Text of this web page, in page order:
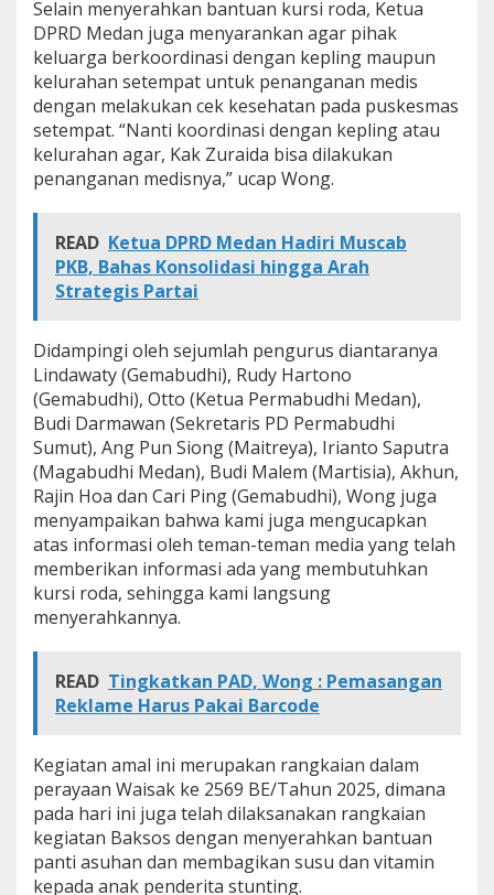
Selain menyerahkan bantuan kursi roda, Ketua
DPRD Medan juga menyarankan agar pihak
keluarga berkoordinasi dengan kepling maupun
kelurahan setempat untuk penanganan medis
dengan melakukan cek kesehatan pada puskesmas
setempat. “Nanti koordinasi dengan kepling atau
kelurahan agar, Kak Zuraida bisa dilakukan
penanganan medisnya,” ucap Wong.
READ Ketua DPRD Medan Hadiri Muscab
PKB, Bahas Konsolidasi hingga Arah
Strategis Partai
Didampingi oleh sejumlah pengurus diantaranya
Lindawaty (Gemabudhi), Rudy Hartono
(Gemabudhi), Otto (Ketua Permabudhi Medan),
Budi Darmawan (Sekretaris PD Permabudhi
Sumut), Ang Pun Siong (Maitreya), Irianto Saputra
(Magabudhi Medan), Budi Malem (Martisia), Akhun,
Rajin Hoa dan Cari Ping (Gemabudhi), Wong juga
menyampaikan bahwa kami juga mengucapkan
atas informasi oleh teman-teman media yang telah
memberikan informasi ada yang membutuhkan
kursi roda, sehingga kami langsung
menyerahkannya.
READ Tingkatkan PAD, Wong : Pemasangan
Reklame Harus Pakai Barcode
Kegiatan amal ini merupakan rangkaian dalam
perayaan Waisak ke 2569 BE/Tahun 2025, dimana
pada hari ini juga telah dilaksanakan rangkaian
kegiatan Baksos dengan menyerahkan bantuan
panti asuhan dan membagikan susu dan vitamin
kepada anak penderita stunting.